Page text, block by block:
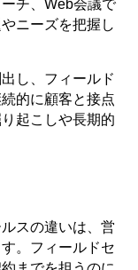
チ、Web会議で
ニーズを把握し
し、フィールド
的に顧客と接点
起こしや長期的
スの違いは、営
。フィールドセ